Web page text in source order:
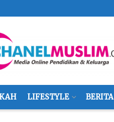
LIFESTYLE BERITA